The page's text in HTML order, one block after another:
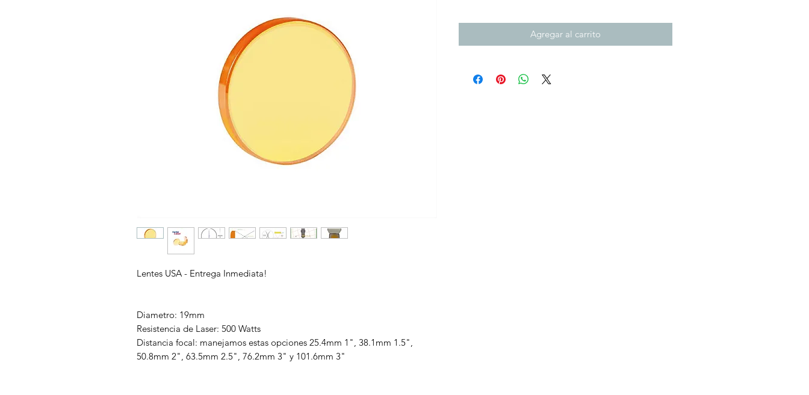
Lentes USA - Entrega Inmediata!
Diametro: 19mm
Resistencia de Laser: 500 Watts
Distancia focal: manejamos estas opciones 25.4mm 1", 38.1mm 1.5",
50.8mm 2", 63.5mm 2.5", 76.2mm 3" y 101.6mm 3"
Agregar al carrito